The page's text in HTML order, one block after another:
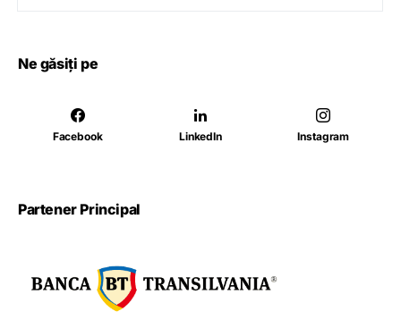
Ne găsiți pe
Facebook LinkedIn Instagram
Partener Principal